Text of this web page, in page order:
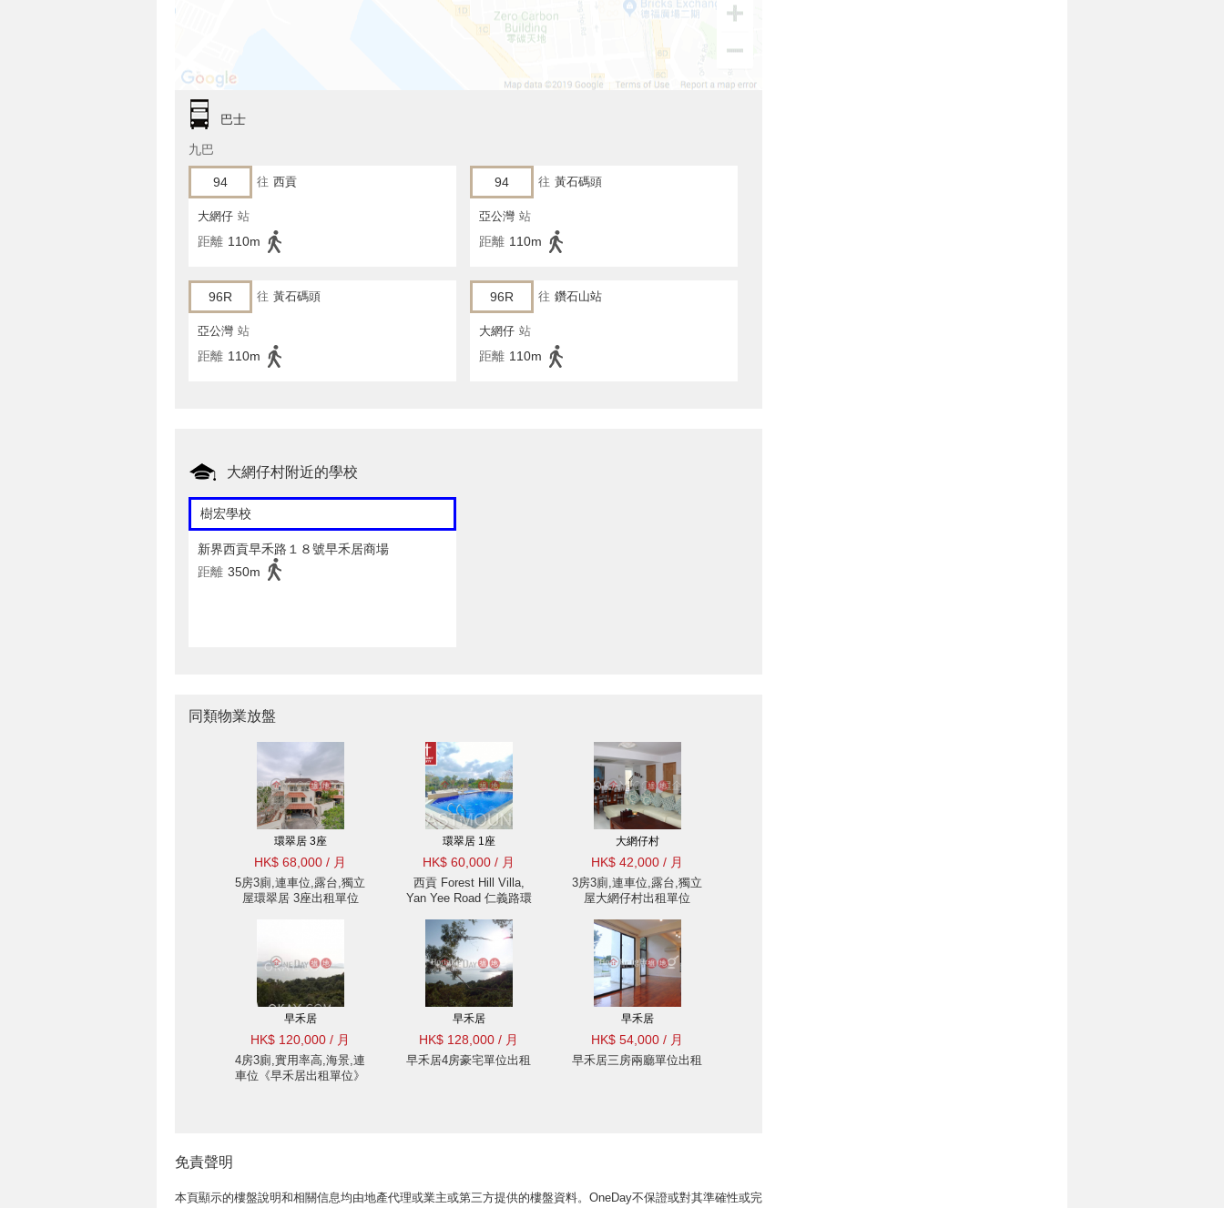
巴士
九巴
94 往 西貢
大網仔 站
距離 110m
94 往 黃石碼頭
亞公灣 站
距離 110m
96R 往 黃石碼頭
亞公灣 站
距離 110m
96R 往 鑽石山站
大網仔 站
距離 110m
大網仔村附近的學校
樹宏學校
新界西貢早禾路１８號早禾居商場
距離 350m
同類物業放盤
環翠居 3座
HK$ 68,000 / 月
5房3廁,連車位,露台,獨立
屋環翠居 3座出租單位
環翠居 1座
HK$ 60,000 / 月
西貢 Forest Hill Villa,
Yan Yee Road 仁義路環
花園 出租單位
大網仔村
HK$ 42,000 / 月
3房3廁,連車位,露台,獨立
屋大網仔村出租單位
早禾居
HK$ 120,000 / 月
4房3廁,實用率高,海景,連
車位《早禾居出租單位》
早禾居
HK$ 128,000 / 月
早禾居4房豪宅單位出租
早禾居
HK$ 54,000 / 月
早禾居三房兩廳單位出租
免責聲明
本頁顯示的樓盤說明和相關信息均由地產代理或業主或第三方提供的樓盤資料。OneDay不保證或對其準確性或完